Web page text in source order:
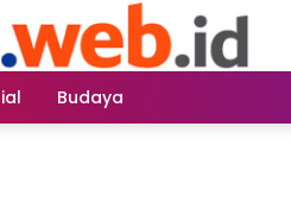
Budaya